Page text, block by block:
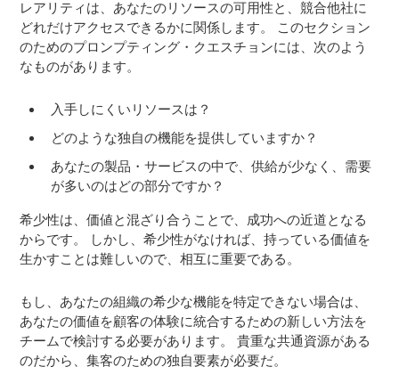
レアリティは、あなたのリソースの可用性と、競合他社に
どれだけアクセスできるかに関係します。 このセクション
のためのプロンプティング・クエスチョンには、次のよう
なものがあります。
入手しにくいリソースは？
どのような独自の機能を提供していますか？
あなたの製品・サービスの中で、供給が少なく、需要
が多いのはどの部分ですか？
希少性は、価値と混ざり合うことで、成功への近道となる
からです。 しかし、希少性がなければ、持っている価値を
生かすことは難しいので、相互に重要である。
もし、あなたの組織の希少な機能を特定できない場合は、
あなたの価値を顧客の体験に統合するための新しい方法を
チームで検討する必要があります。 貴重な共通資源がある
のだから、集客のための独自要素が必要だ。